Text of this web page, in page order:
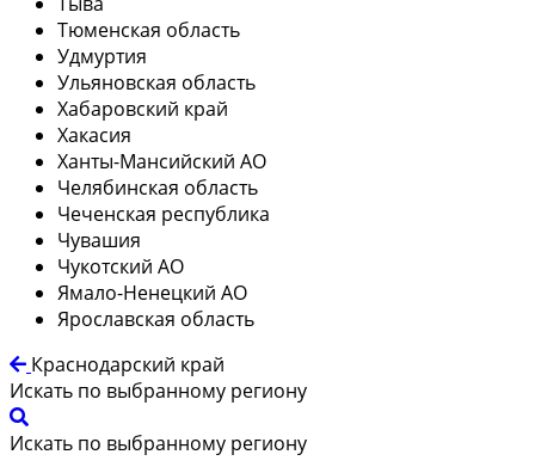
Тюменская область
Удмуртия
Ульяновская область
Хабаровский край
Хакасия
Ханты-Мансийский АО
Челябинская область
Чеченская республика
Чувашия
Чукотский АО
Ямало-Ненецкий АО
Ярославская область
Краснодарский край
Искать по выбранному региону
Искать по выбранному региону